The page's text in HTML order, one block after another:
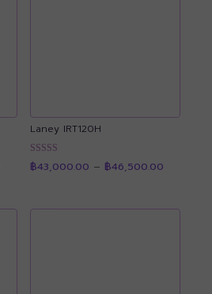
Laney IRT120H
ให้คะแนน
4.89
฿43,000.00 – ฿46,500.00range: